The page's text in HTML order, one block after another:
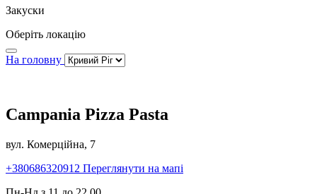
Закуски
Оберіть локацію
На головну
Campania Pizza Pasta
вул. Комерційна, 7
+380686320912 Переглянути на мапі